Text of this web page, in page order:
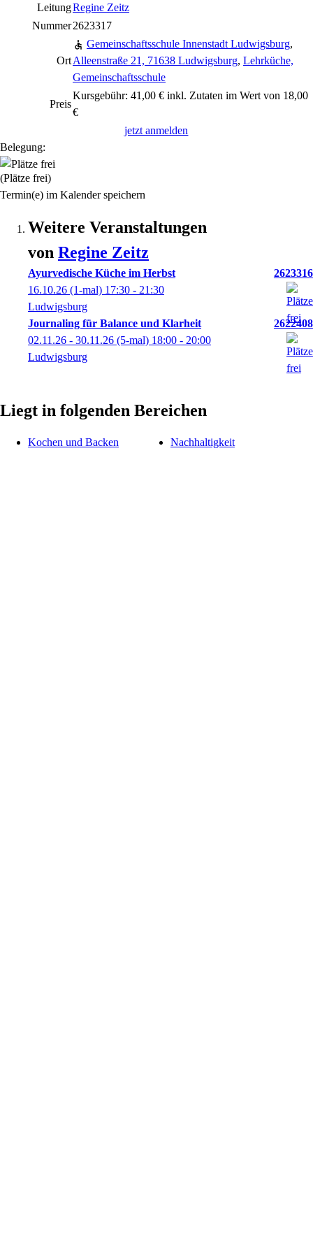
LeitungRegine Zeitz
Nummer2623317
Ort
Gemeinschaftsschule Innenstadt Ludwigsburg,
Alleenstraße 21, 71638 Ludwigsburg, Lehrküche,
Gemeinschaftsschule
Preis
Kursgebühr: 41,00 € inkl. Zutaten im Wert von 18,00
€
jetzt anmelden
Belegung:
(Plätze frei)
Termin(e) im Kalender speichern
Weitere Veranstaltungen
von Regine Zeitz
Ayurvedische Küche im Herbst
2623316
16.10.26 (1-mal) 17:30 - 21:30
Ludwigsburg
Journaling für Balance und Klarheit
2622408
02.11.26 - 30.11.26 (5-mal) 18:00 - 20:00
Ludwigsburg
Liegt in folgenden Bereichen
Kochen und Backen Nachhaltigkeit